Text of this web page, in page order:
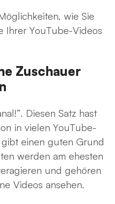
wie Sie
Ihrer YouTube-Videos
Zuschauer
Diesen Satz hast
in vielen YouTube-
einen guten Grund
werden am ehesten
und gehören
Videos ansehen.